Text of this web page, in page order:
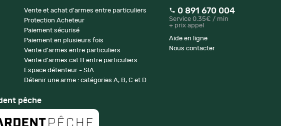
Vente et achat d'armes entre particuliers
Protection Acheteur
Paiement sécurisé
Paiement en plusieurs fois
Vente d'armes entre particuliers
Vente d'armes cat B entre particuliers
Espace détenteur - SIA
Détenir une arme : catégories A, B, C et D
0 891 670 004
Service 0.35€ / min
+ prix appel
Aide en ligne
Nous contacter
pêche